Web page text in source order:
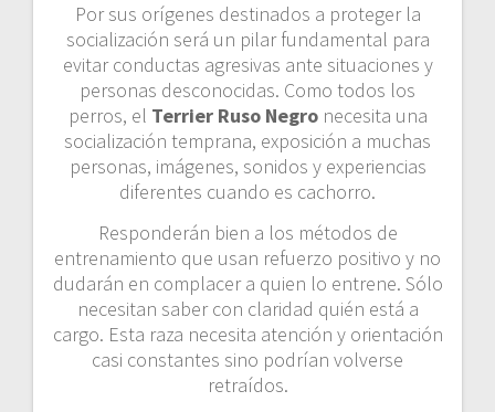
Por sus orígenes destinados a proteger la
socialización será un pilar fundamental para
evitar conductas agresivas ante situaciones y
personas desconocidas. Como todos los
perros, el Terrier Ruso Negro necesita una
socialización temprana, exposición a muchas
personas, imágenes, sonidos y experiencias
diferentes cuando es cachorro.
Responderán bien a los métodos de
entrenamiento que usan refuerzo positivo y no
dudarán en complacer a quien lo entrene. Sólo
necesitan saber con claridad quién está a
cargo. Esta raza necesita atención y orientación
casi constantes sino podrían volverse
retraídos.